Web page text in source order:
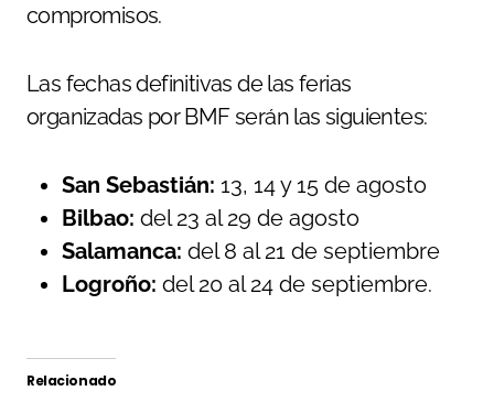
compromisos.
Las fechas definitivas de las ferias
organizadas por BMF serán las siguientes:
San Sebastián: 13, 14 y 15 de agosto
Bilbao: del 23 al 29 de agosto
Salamanca: del 8 al 21 de septiembre
Logroño: del 20 al 24 de septiembre.
Relacionado